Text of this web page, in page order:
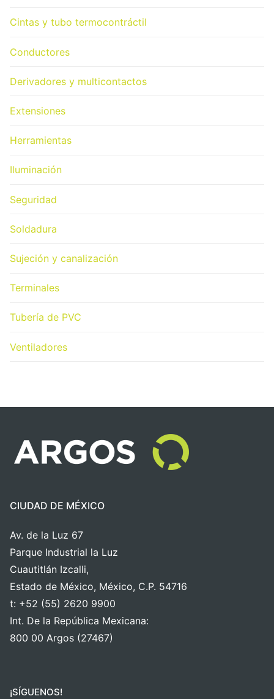
Cintas y tubo termocontráctil
Conductores
Derivadores y multicontactos
Extensiones
Herramientas
Iluminación
Seguridad
Soldadura
Sujeción y canalización
Terminales
Tubería de PVC
Ventiladores
CIUDAD DE MÉXICO
Av. de la Luz 67
Parque Industrial la Luz
Cuautitlán Izcalli,
Estado de México, México, C.P. 54716
t: +52 (55) 2620 9900
Int. De la República Mexicana:
800 00 Argos (27467)
¡SÍGUENOS!